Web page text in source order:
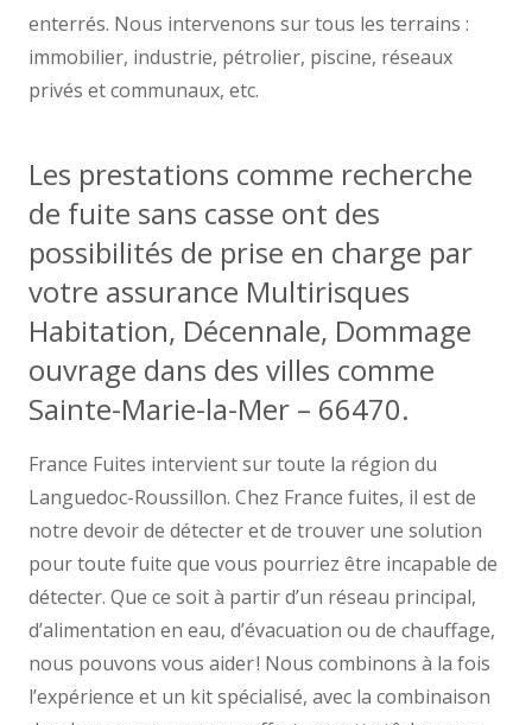
enterrés. Nous intervenons sur tous les terrains :
immobilier, industrie, pétrolier, piscine, réseaux
privés et communaux, etc.
Les prestations comme recherche
de fuite sans casse ont des
possibilités de prise en charge par
votre assurance Multirisques
Habitation, Décennale, Dommage
ouvrage dans des villes comme
Sainte-Marie-la-Mer – 66470.
France Fuites intervient sur toute la région du
Languedoc-Roussillon. Chez France fuites, il est de
notre devoir de détecter et de trouver une solution
pour toute fuite que vous pourriez être incapable de
détecter. Que ce soit à partir d’un réseau principal,
d’alimentation en eau, d’évacuation ou de chauffage,
nous pouvons vous aider ! Nous combinons à la fois
l’expérience et un kit spécialisé, avec la combinaison